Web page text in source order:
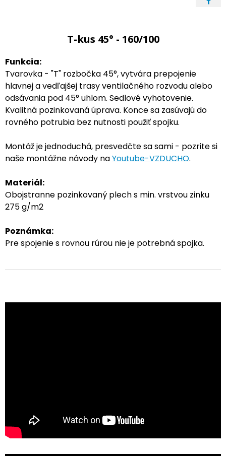
T-kus 45° - 160/100
Funkcia:
Tvarovka - "T" rozbočka 45°, vytvára prepojenie
hlavnej a vedľajšej trasy ventilačného rozvodu alebo
odsávania pod 45° uhlom. Sedlové vyhotovenie.
Kvalitná pozinkovaná úprava. Konce sa zasúvajú do
rovného potrubia bez nutnosti použiť spojku.
Montáž je jednoduchá, presvedčte sa sami - pozrite si
naše montážne návody naYoutube-VZDUCHO.
Materiál:
Obojstranne pozinkovaný plech s min. vrstvou zinku
275 g/m2
Poznámka:
Pre spojenie s rovnou rúrou nie je potrebná spojka.